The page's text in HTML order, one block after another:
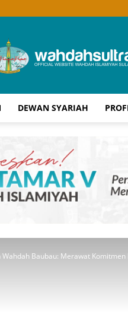
Wahdah
Islamiyah
DEWAN SYARIAH
Baubau: Merawat Komitmen